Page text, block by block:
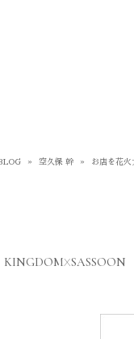
» 空久保 幹 » お店を花
KINGDOMXSASSOON